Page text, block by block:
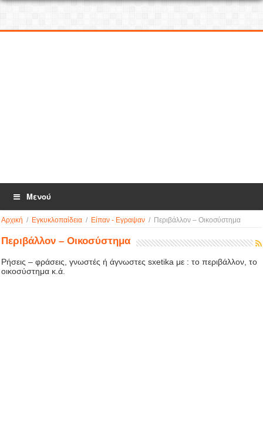
Μενού
Αρχική / Εγκυκλοπαίδεια / Είπαν - Εγραψαν / Περιβάλλον – Οικοσύστημα
Περιβάλλον – Οικοσύστημα
Ρήσεις – φράσεις, γνωστές ή άγνωστες sxetika με : το περιβάλλον, το
οικοσύστημα κ.ά.